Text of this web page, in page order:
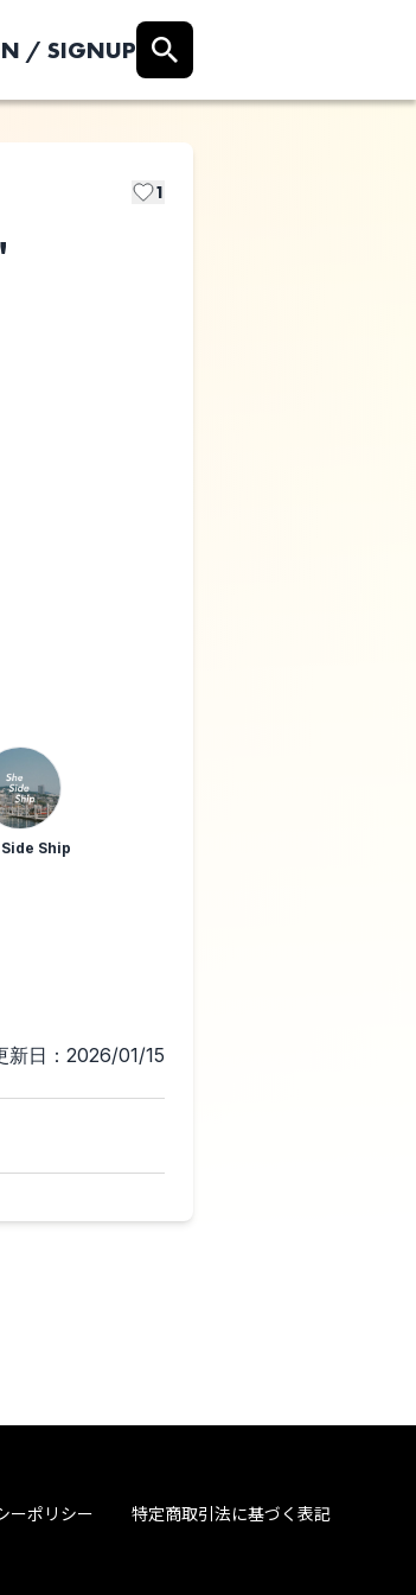
/ SIGNUP
1
Ship
新日：2026/01/15
ーポリシー 特定商取引法に基づく表記